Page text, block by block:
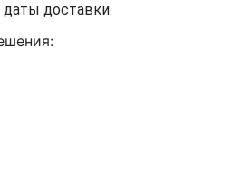
доставки.